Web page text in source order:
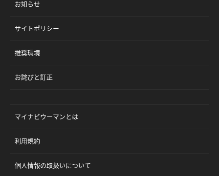
お知らせ
サイトポリシー
推奨環境
お詫びと訂正
マイナビウーマンとは
利用規約
個人情報の取扱いについて